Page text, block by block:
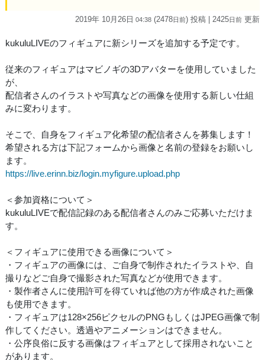
2019年 10月26日 04:38 (2478日前) 投稿 | 2425日前 更新
kukuluLIVEのフィギュアに新シリーズを追加する予定です。
従来のフィギュアはマビノギの3Dアバターを使用していました
が、
配信者さんのイラストや写真などの画像を使用する新しい仕組
みに変わります。
そこで、自身をフィギュア化希望の配信者さんを募集します！
希望される方は下記フォームから画像と名前の登録をお願いし
ます。
https://live.erinn.biz/login.myfigure.upload.php
＜参加資格について＞
kukuluLIVEで配信記録のある配信者さんのみご応募いただけま
す。
＜フィギュアに使用できる画像について＞
・フィギュアの画像には、ご自身で制作されたイラストや、自
撮りなどご自身で撮影された写真などが使用できます。
・製作者さんに使用許可を得ていれば他の方が作成された画像
も使用できます。
・フィギュアは128×256ピクセルのPNGもしくはJPEG画像で制
作してください。透過やアニメーションはできません。
・公序良俗に反する画像はフィギュアとして採用されないこと
があります。